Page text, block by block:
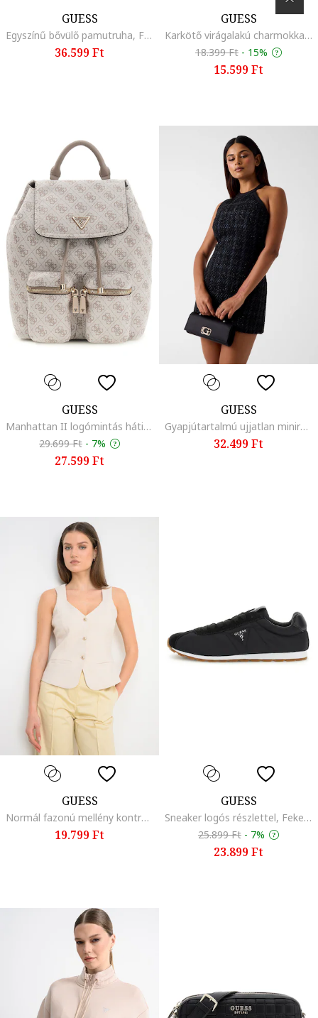
GUESS
Egyszínű bővülő pamutruha, Fehér
36.599 Ft
GUESS
Karkötő virágalakú charmokkal és cirkóniával díszítve, Aranyszín/Sárga/Narancssárga
18.399 Ft - 15%
15.599 Ft
GUESS
Manhattan II logómintás hátizsák, Világosszürke/Tópbarna
29.699 Ft - 7%
27.599 Ft
GUESS
Gyapjútartalmú ujjatlan miniruha, Fekete
32.499 Ft
GUESS
Normál fazonú mellény kontrasztos gombokkal, Világosbézs
19.799 Ft
GUESS
Sneaker logós részlettel, Fekete
25.899 Ft - 7%
23.899 Ft